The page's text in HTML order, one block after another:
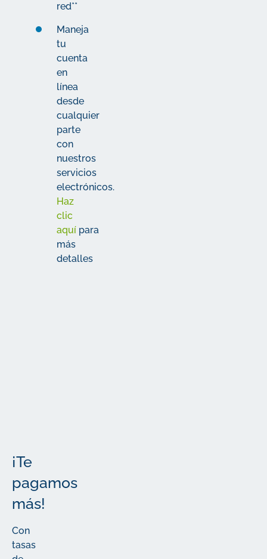
red**
Maneja
tu
cuenta
en
línea
desde
cualquier
parte
con
nuestros
servicios
electrónicos.
Haz
clic
aquí para
más
detalles
¡Te
pagamos
más!
Con
tasas